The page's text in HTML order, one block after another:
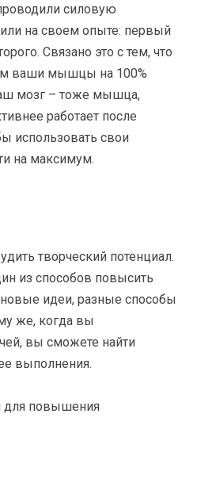
силовую
на своем опыте: первый
Связано это с тем, что
ваши мышцы на 100%
мозг – тоже мышца,
работает после
использовать свои
на максимум.
творческий потенциал.
из способов повысить
идеи, разные способы
же, когда вы
вы сможете найти
выполнения.